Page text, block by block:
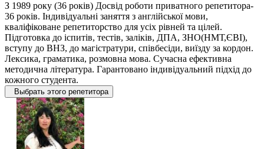
З 1989 року (36 років) Досвід роботи приватного репетитора-
36 років. Індивідуальні заняття з англійської мови,
кваліфіковане репетиторство для усіх рівней та цілей.
Підготовка до іспитів, тестів, заліків, ДПА, ЗНО(НМТ,ЄВІ),
вступу до ВНЗ, до магістратури, співбесіди, виїзду за кордон.
Лексика, граматика, розмовна мова. Сучасна ефективна
методична лiтература. Гарантовано iндивідуальний пiдхiд до
кожного студента.
Выбрать этого репетитора